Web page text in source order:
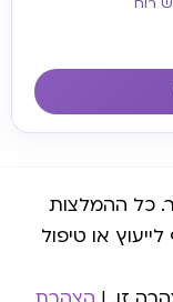
כל ההמלצות
או טיפול